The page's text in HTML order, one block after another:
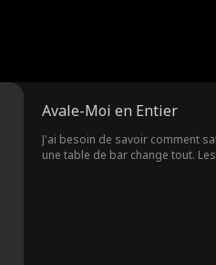
Avale-Moi en Entier
J'ai besoin de savoir comment
une table de bar change tout.